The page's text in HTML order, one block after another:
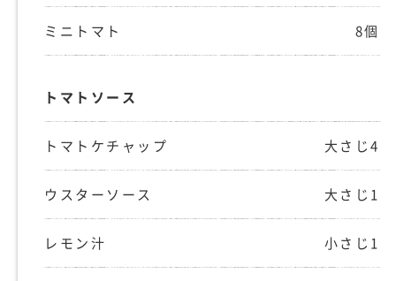
ミニトマト 8個
トマトソース
トマトケチャップ 大さじ4
ウスターソース 大さじ1
レモン汁 小さじ1